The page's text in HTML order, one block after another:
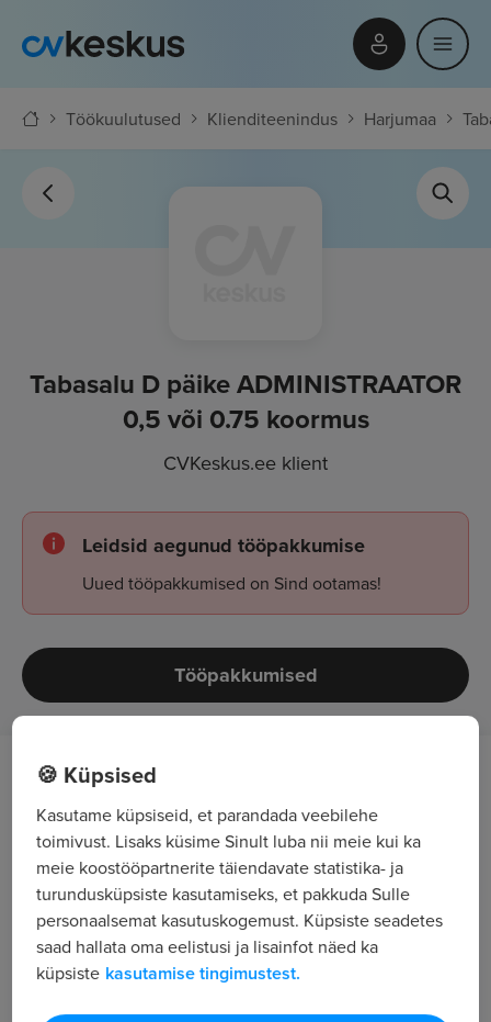
Töökuulutused Klienditeenindus Harjumaa
Tabasalu D päike ADMINISTRAATOR
0,5 või 0.75 koormus
CVKeskus.ee klient
Leidsid aegunud tööpakkumise
Uued tööpakkumised on Sind ootamas!
Tööpakkumised
Meie tulevane päevituskonsultant-
administraator peaks olema:
- Aus, usaldusväärne ning vastutustundlik;
- Positiivse suhtumisega ning sooviga omandada
uusi teadmisi;
- Säilitama ja jääma rahulikuks ka kiirematel
🍪 Küpsised
Kasutame küpsiseid, et parandada veebilehe
toimivust. Lisaks küsime Sinult luba nii meie kui ka
meie koostööpartnerite täiendavate statistika- ja
turundusküpsiste kasutamiseks, et pakkuda Sulle
personaalsemat kasutuskogemust. Küpsiste seadetes
saad hallata oma eelistusi ja lisainfot näed ka
küpsiste kasutamise tingimustest.